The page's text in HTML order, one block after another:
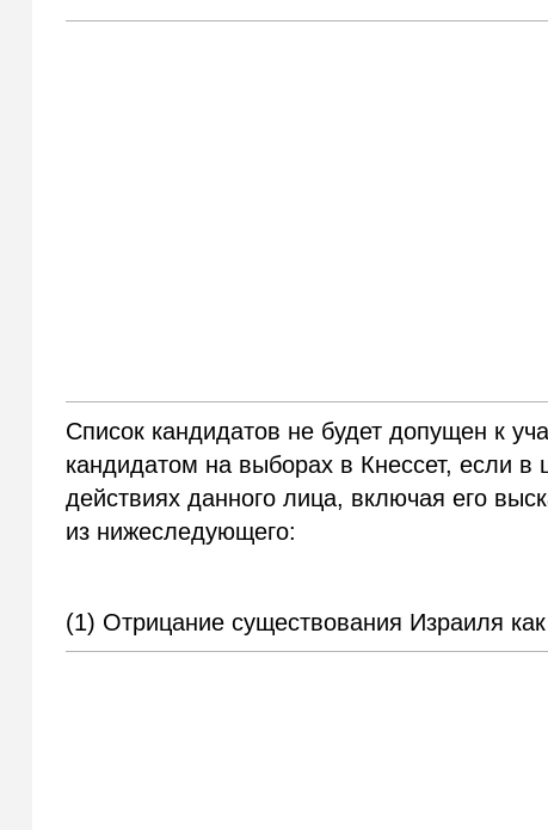
Список кандидатов не будет допущен к
кандидатом на выборах в Кнессет, если в
действиях данного лица, включая его
из нижеследующего:
(1) Отрицание существования Израиля как